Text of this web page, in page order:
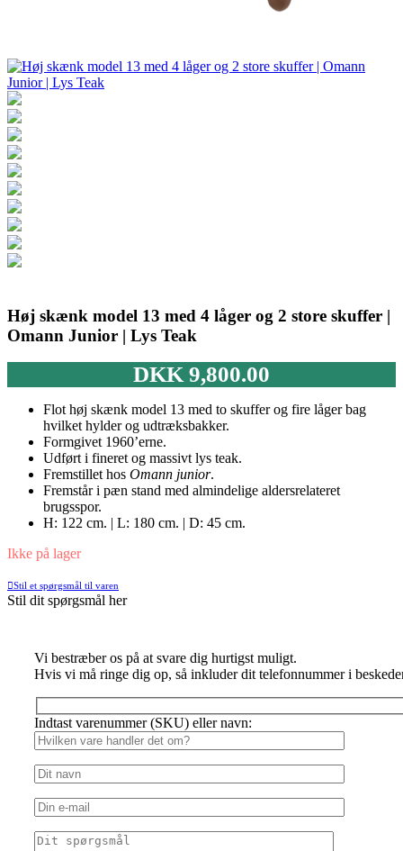
Høj skænk model 13 med 4 låger og 2 store skuffer |
Omann Junior | Lys Teak
DKK9,800.00
Flot høj skænk model 13 med to skuffer og fire låger bag
hvilket hylder og udtræksbakker.
Formgivet 1960’erne.
Udført i fineret og massivt lys teak.
Fremstillet hos Omann junior.
Fremstår i pæn stand med almindelige aldersrelateret
brugsspor.
H: 122 cm. | L: 180 cm. | D: 45 cm.
Ikke på lager
Stil et spørgsmål til varen
Stil dit spørgsmål her
Vi bestræber os på at svare dig hurtigst muligt.
Hvis vi må ringe dig op, så inkluder dit telefonnummer i
Indtast varenummer (SKU) eller navn: